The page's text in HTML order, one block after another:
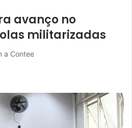
avanço no
militarizadas
a Contee